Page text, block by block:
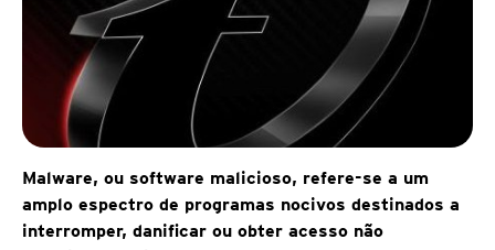
Malware, ou software malicioso, refere-se a um
amplo espectro de programas nocivos destinados a
interromper, danificar ou obter acesso não